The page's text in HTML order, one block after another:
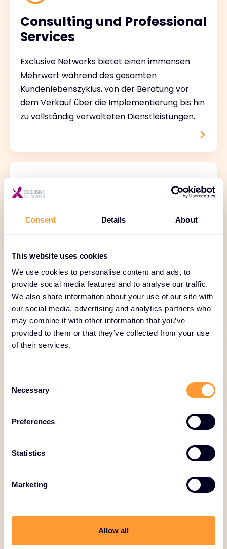
Consent Details About
This website uses cookies
We use cookies to personalise content and ads, to
provide social media features and to analyse our traffic.
We also share information about your use of our site with
our social media, advertising and analytics partners who
may combine it with other information that you’ve
provided to them or that they’ve collected from your use
of their services.
Necessary
Preferences
Statistics
Marketing
Allow all
Consulting und Professional
Services
Exclusive Networks bietet einen immensen
Mehrwert während des gesamten
Kundenlebenszyklus, von der Beratung vor
dem Verkauf über die Implementierung bis hin
zu vollständig verwalteten Dienstleistungen.
Finanzierungs- und
Zahlungslösungen
meilensteinbasierte Zahlungen.
Logistik- und